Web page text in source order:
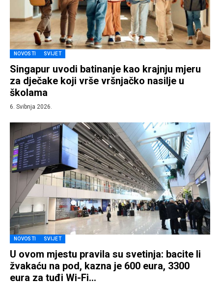
NOVOSTI SVIJET
Singapur uvodi batinanje kao krajnju mjeru
za dječake koji vrše vršnjačko nasilje u
školama
6. Svibnja 2026.
NOVOSTI SVIJET
U ovom mjestu pravila su svetinja: bacite li
žvakaću na pod, kazna je 600 eura, 3300
eura za tuđi Wi-Fi…